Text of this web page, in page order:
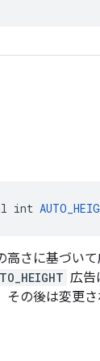
int
高さに基づい
広告
の後は変更さ